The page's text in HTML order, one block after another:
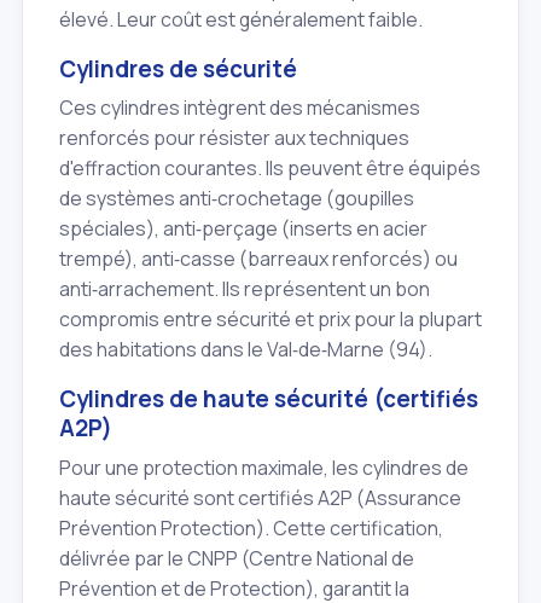
élevé. Leur coût est généralement faible.
Cylindres de sécurité
Ces cylindres intègrent des mécanismes
renforcés pour résister aux techniques
d'effraction courantes. Ils peuvent être équipés
de systèmes anti‑crochetage (goupilles
spéciales), anti‑perçage (inserts en acier
trempé), anti‑casse (barreaux renforcés) ou
anti‑arrachement. Ils représentent un bon
compromis entre sécurité et prix pour la plupart
des habitations dans le Val‑de‑Marne (94).
Cylindres de haute sécurité (certifiés
A2P)
Pour une protection maximale, les cylindres de
haute sécurité sont certifiés A2P (Assurance
Prévention Protection). Cette certification,
délivrée par le CNPP (Centre National de
Prévention et de Protection), garantit la